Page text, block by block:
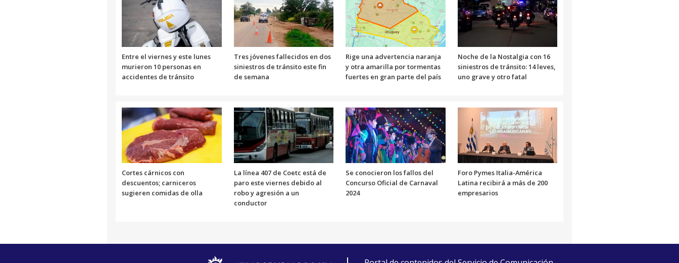
Entre el viernes y este lunes
murieron 10 personas en
accidentes de tránsito
Tres jóvenes fallecidos en dos
siniestros de tránsito este fin
de semana
Rige una advertencia naranja
y otra amarilla por tormentas
fuertes en gran parte del país
Noche de la Nostalgia con 16
siniestros de tránsito: 14 leves,
uno grave y otro fatal
Cortes cárnicos con
descuentos; carniceros
sugieren comidas de olla
La línea 407 de Coetc está de
paro este viernes debido al
robo y agresión a un
conductor
Se conocieron los fallos del
Concurso Oficial de Carnaval
2024
Foro Pymes Italia-América
Latina recibirá a más de 200
empresarios